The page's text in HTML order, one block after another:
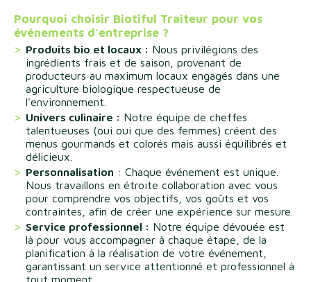
Pourquoi choisir Biotiful Traiteur pour vos
événements d'entreprise ?
Produits bio et locaux : Nous privilégions des
ingrédients frais et de saison, provenant de
producteurs au maximum locaux engagés dans une
agriculture biologique respectueuse de
l'environnement.
Univers culinaire : Notre équipe de cheffes
talentueuses (oui oui que des femmes) créent des
menus gourmands et colorés mais aussi équilibrés et
délicieux.
Personnalisation : Chaque événement est unique.
Nous travaillons en étroite collaboration avec vous
pour comprendre vos objectifs, vos goûts et vos
contraintes, afin de créer une expérience sur mesure.
Service professionnel : Notre équipe dévouée est
là pour vous accompagner à chaque étape, de la
planification à la réalisation de votre événement,
garantissant un service attentionné et professionnel à
tout moment.